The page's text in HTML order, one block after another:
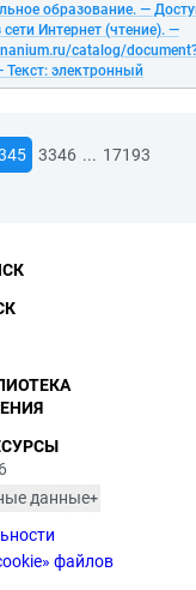
образование. —
Интернет (чтение). —
catalog/
Текст: электронный
3346 ... 17193
данные
файлов